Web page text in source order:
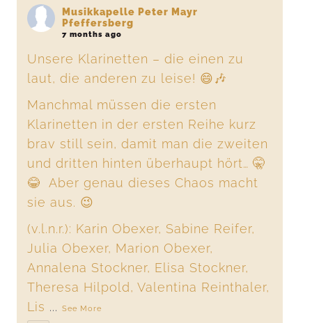
Musikkapelle Peter Mayr
Pfeffersberg
7 months ago
Unsere Klarinetten – die einen zu
laut, die anderen zu leise! 😄🎶
Manchmal müssen die ersten
Klarinetten in der ersten Reihe kurz
brav still sein, damit man die zweiten
und dritten hinten überhaupt hört… 🤫
😂 Aber genau dieses Chaos macht
sie aus. 😉
(v.l.n.r.): Karin Obexer, Sabine Reifer,
Julia Obexer, Marion Obexer,
Annalena Stockner, Elisa Stockner,
Theresa Hilpold, Valentina Reinthaler,
Lis ...See More